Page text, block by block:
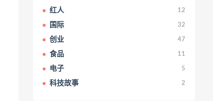
红人 12
国际 32
创业 47
食品 11
电子 5
科技故事 2